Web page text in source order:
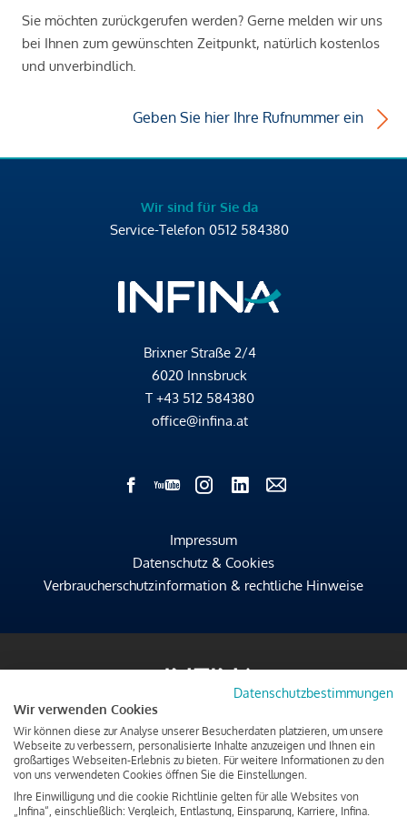
Sie möchten zurückgerufen werden? Gerne melden wir uns
bei Ihnen zum gewünschten Zeitpunkt, natürlich kostenlos
und unverbindlich.
Geben Sie hier Ihre Rufnummer ein
Wir sind für Sie da
Service-Telefon 0512 584380
Brixner Straße 2/4
6020 Innsbruck
T +43 512 584380
office@infina.at
Impressum
Datenschutz & Cookies
Verbraucherschutzinformation & rechtliche Hinweise
Datenschutzbestimmungen
Wir verwenden Cookies
Wir können diese zur Analyse unserer Besucherdaten platzieren, um unsere
Webseite zu verbessern, personalisierte Inhalte anzuzeigen und Ihnen ein
großartiges Webseiten-Erlebnis zu bieten. Für weitere Informationen zu den
von uns verwendeten Cookies öffnen Sie die Einstellungen.
Ihre Einwilligung und die cookie Richtlinie gelten für alle Websites von
„Infina“, einschließlich: Vergleich, Entlastung, Einsparung, Karriere, Infina.